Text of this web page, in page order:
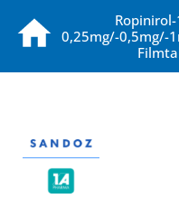
0,25mg/-0,5mg/-